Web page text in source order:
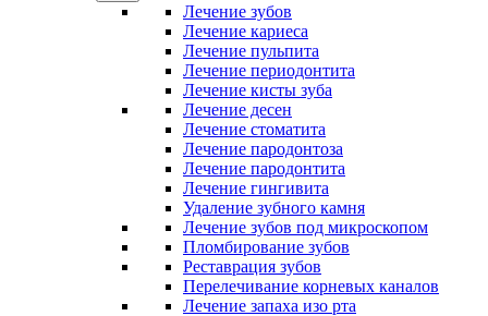
Лечение зyбов
Лечение кариеса
Лечение пульпита
Лечение периодонтита
Лечение кисты зуба
Лечение десен
Лечение стоматита
Лечение пародонтоза
Лечение пародонтита
Лечение гингивита
Удаление зубного камня
Лечение зубов под микроскопом
Пломбирование зубов
Реставрация зубов
Перелечивание корневых каналов
Лечение запаха изо рта